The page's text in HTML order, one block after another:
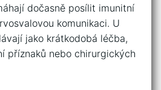
dočasně ⁣posílit imunitní
komunikaci. U‌
jako krátkodobá léčba,
příznaků⁢ nebo chirurgických